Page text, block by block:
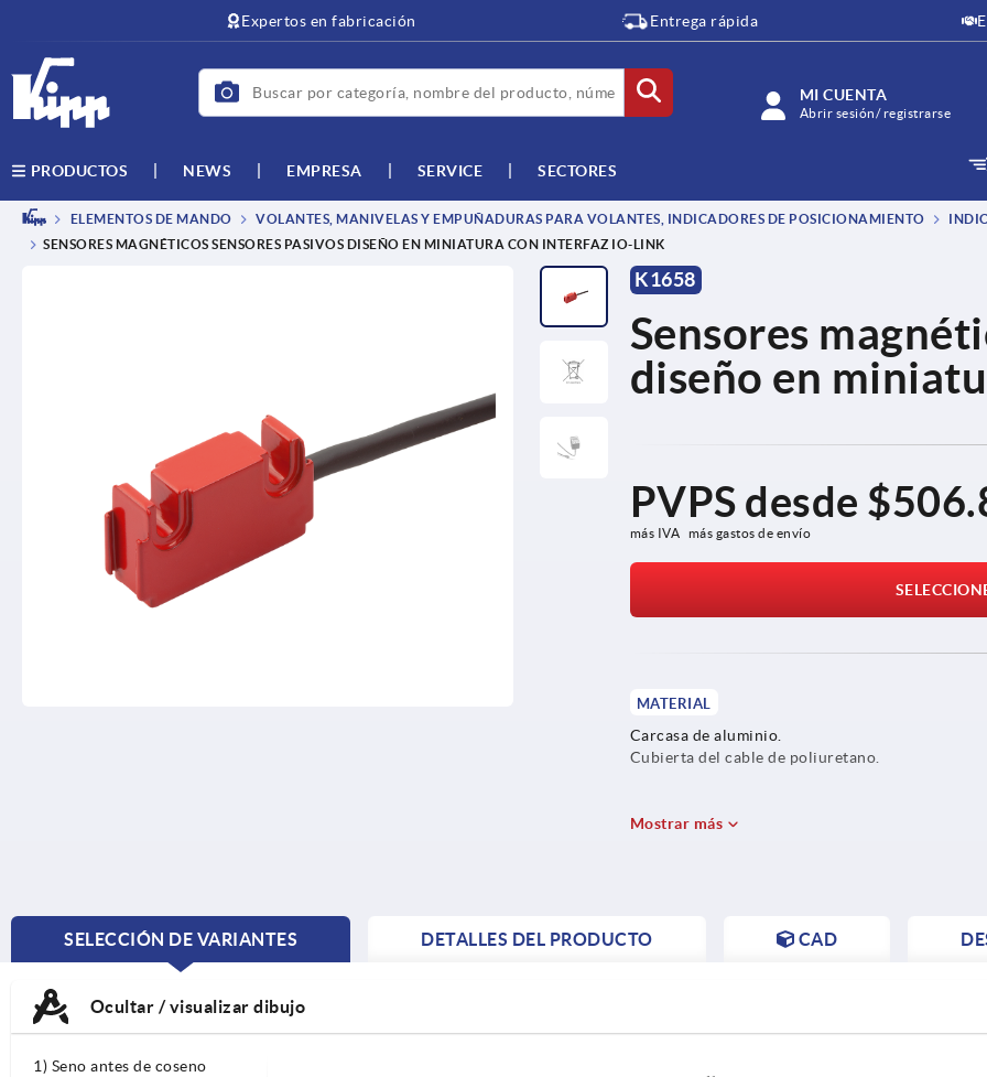
Expertos en fabricación Entrega rápida
MI CUENTA
Abrir sesión/ registrarse
PRODUCTOS NEWS EMPRESA SERVICE SECTORES
ELEMENTOS DE MANDO VOLANTES, MANIVELAS Y EMPUÑADURAS PARA VOLANTES, INDICADORES DE POSICIONAMIENTO
SENSORES MAGNÉTICOS SENSORES PASIVOS DISEÑO EN MINIATURA CON INTERFAZ IO-LINK
K1658
Sensores
diseño en
PVPS desde
más IVA más gastos de envío
MATERIAL
Carcasa de aluminio.
Cubierta del cable de poliuretano.
Mostrar más
SELECCIÓN DE VARIANTES
CURRENT
DETALLES DEL PRODUCTO CAD
Ocultar / visualizar dibujo
1) Seno antes de coseno